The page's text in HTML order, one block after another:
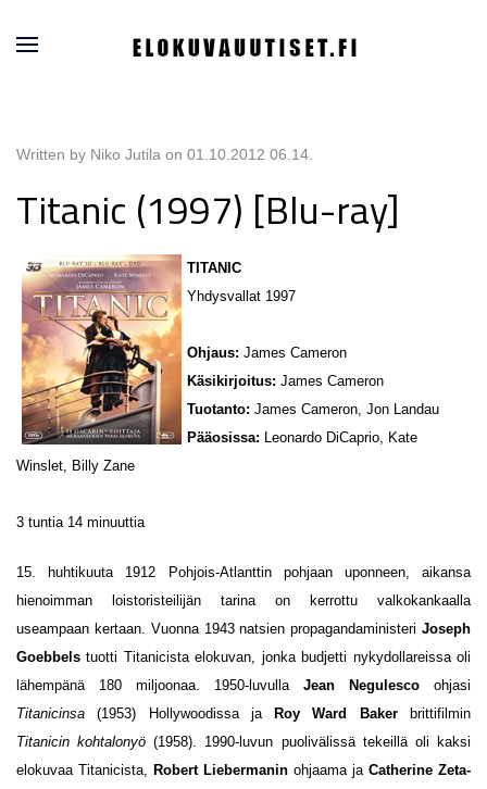
Written by Niko Jutila on 01.10.2012 06.14
Titanic (1997) [Blu-ray]
TITANIC
Yhdysvallat 1997
Ohjaus: James Cameron
Käsikirjoitus: James Cameron
Tuotanto: James Cameron, Jon Landau
Pääosissa: Leonardo DiCaprio, Kate
Winslet, Billy Zane
3 tuntia 14 minuuttia
15. huhtikuuta 1912 Pohjois-Atlanttin pohjaan uponneen, aikansa
hienoimman loistoristeilijän tarina on kerrottu valkokankaalla
useampaan kertaan. Vuonna 1943 natsien propagandaministeri Joseph
Goebbelstuotti Titanicista elokuvan, jonka budjetti nykydollareissa oli
lähempänä 180 miljoonaa. 1950-luvulla Jean Negulesco ohjasi
Titanicinsa(1953) Hollywoodissa ja Roy Ward Baker
brittifilmin
Titanicin kohtalonyö(1958). 1990-luvun puolivälissä tekeillä oli kaksi
elokuvaa Titanicista, Robert Liebermanin ohjaama ja Catherine Zeta-